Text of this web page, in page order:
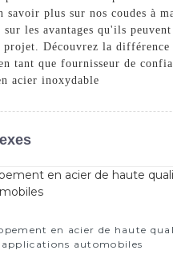
savoir plus sur nos coudes à
les avantages qu'ils
Découvrez la différence
tant que fournisseur de
acier inoxydable
en acier de haute
applications automobiles